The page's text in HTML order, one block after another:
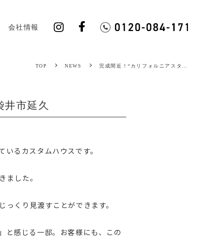
会社情報
TOP NEWS 完成間近！“カリフォルニアスタ…
市延久
るカスタムハウスです。
ました。
くり見渡すことができます。
と感じる一邸。お客様にも、この